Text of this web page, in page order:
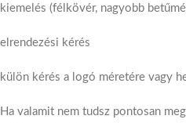
kiemelés (félkövér, nagyobb
elrendezési kérés
külön kérés a logó méretére vagy
Ha valamit nem tudsz pontosan